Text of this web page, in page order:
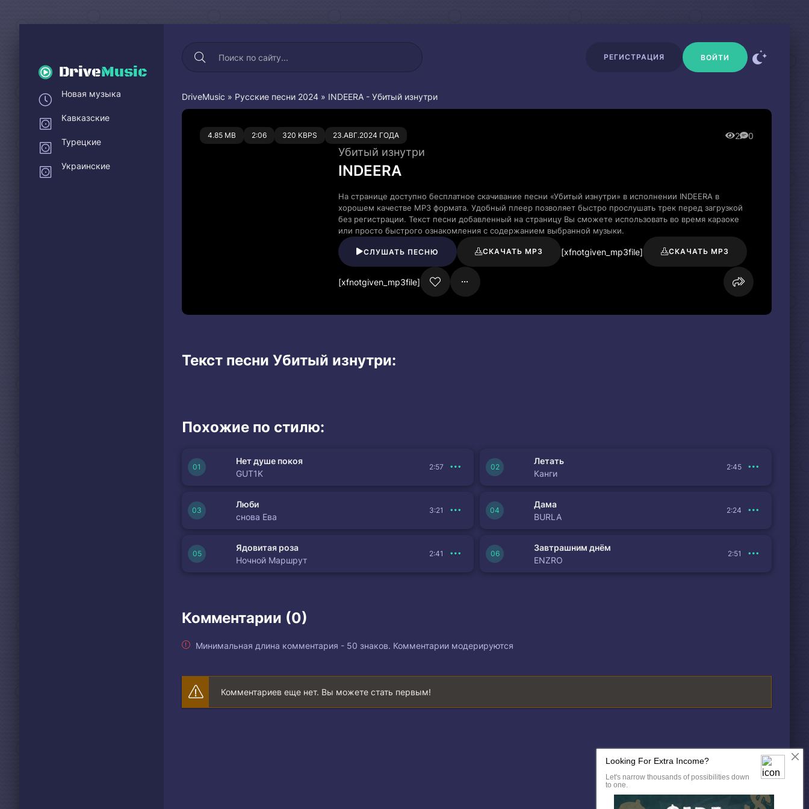
DriveMusic
РЕГИСТРАЦИЯ ВОЙТИ
DriveMusic » Русские песни 2024 » INDEERA - Убитый изнутри
4.85 MB 2:06 320 KBPS 23.АВГ.2024 ГОДА 2 0
0 0
Убитый изнутри
INDEERA
На странице доступно бесплатное скачивание песни «Убитый изнутри» в исполнении INDEERA в
хорошем качестве MP3 формата. Удобный плеер позволяет быстро прослушать трек перед загрузкой
без регистрации. Текст песни добавленный на страницу Вы сможете использовать во время караоке
или просто быстрого ознакомления с содержанием выбранной музыки.
СЛУШАТЬ ПЕСНЮ СКАЧАТЬ MP3 [xfnotgiven_mp3file] СКАЧАТЬ MP3
[xfnotgiven_mp3file]
Текст песни Убитый изнутри:
Похожие по стилю:
Нет душе покоя
GUT1K
2:57
Летать
Канги
2:45
Люби
снова Ева
3:21
Дама
BURLA
2:24
Ядовитая роза
Ночной Маршрут
2:41
Завтрашним днём
ENZRO
2:51
Комментарии (0)
Минимальная длина комментария - 50 знаков. Комментарии модерируются
Комментариев еще нет. Вы можете стать первым!
Новая музыка
Кавказские
Турецкие
Украинские